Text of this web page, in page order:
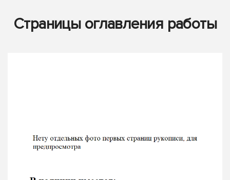
Страницы оглавления работы